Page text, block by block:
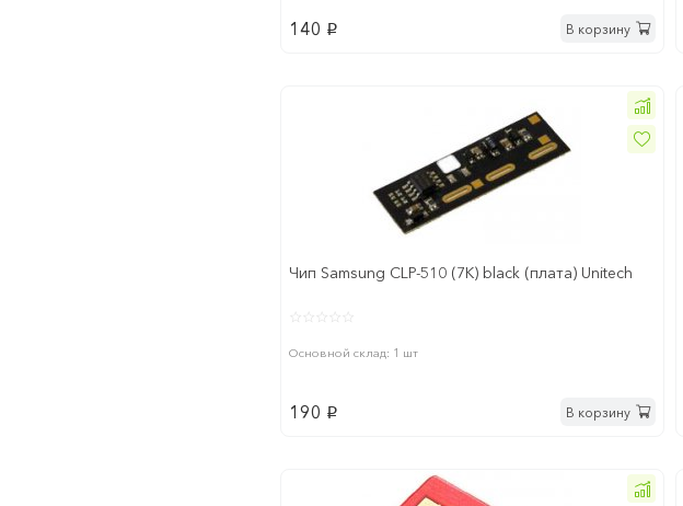
140 p В корзину
Чип Samsung CLP-510 (7K) black (плата) Unitech
Основной склад: 1 шт
190 p В корзину